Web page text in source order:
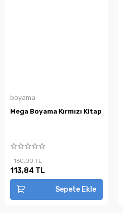
boyama
Mega Boyama Kırmızı Kitap
160,00 TL
113,84 TL
Sepete Ekle